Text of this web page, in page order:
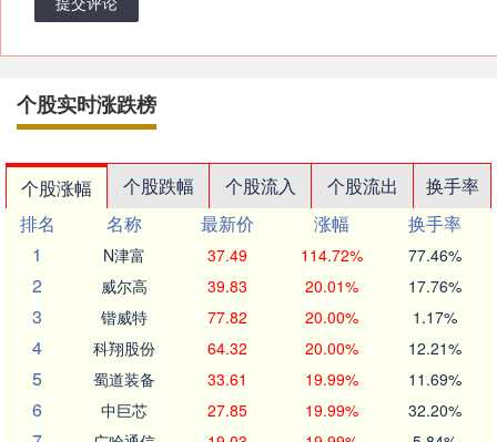
个股实时涨跌榜
个股涨幅 个股跌幅 个股流入 个股流出
换手率
排名
名称 最新价 涨幅
换手率
1
N津富 37.49 114.72% 77.46%
2 威尔高 39.83 20.01% 17.76%
3 锴威特 77.82 20.00% 1.17%
4 科翔股份 64.32 20.00% 12.21%
5 蜀道装备 33.61 19.99% 11.69%
6 中巨芯 27.85 19.99% 32.20%